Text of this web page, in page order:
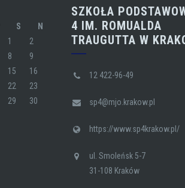
S
N
1
2
8
9
15
16
22
23
29
30
SZKOŁA
4 IM. ROMUALDA
TRAUGUTTA W
12 422-96-49
sp4@mjo.krakow.pl
https://www.sp4krakow.pl/
ul. Smoleńsk 5-7
31-108 Kraków